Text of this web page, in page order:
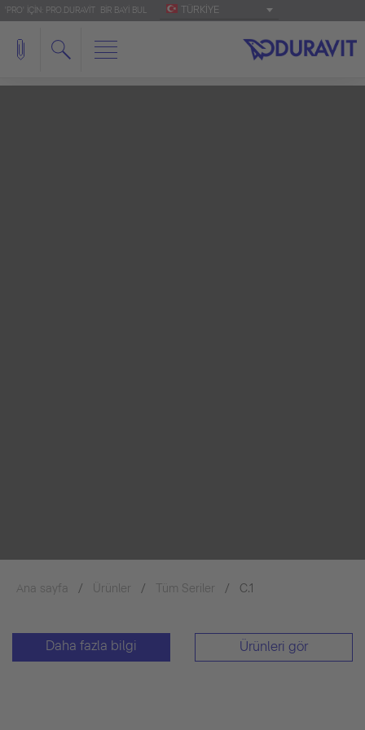
'PRO' IÇIN: PRO.DURAVIT BIR BAYI BUL TÜRKIYE
Ana sayfa Ürünler Tüm Seriler C.1
Daha fazla bilgi Ürünleri gör